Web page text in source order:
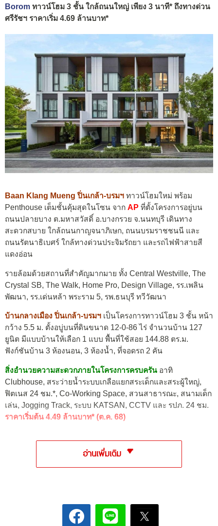
Borom ทาวน์โฮม 3 ชั้น ใกล้ถนนใหญ่ เพียง 3 นาที* ถึงทางด่วน
ศรีรัชฯ ราคาเริ่ม 4.69 ล้านบาท*
Baan Klang Mueng ปิ่นเกล้า-บรมฯ ทาวน์โฮมใหม่ พร้อม
Penthouse เต็มชั้นคุ้มสุดในโซน จาก AP ที่ตั้งโครงการอยู่บน
ถนนปลายบาง ต.มหาสวัสดิ์ อ.บางกรวย จ.นนทบุรี เดินทาง
สะดวกสบาย ใกล้ถนนกาญจนาภิเษก, ถนนบรมราชชนนี และ
ถนนรัตนาธิเบศร์ ใกล้ทางด่วนประจิมรัถยา และรถไฟฟ้าสายสี
แดงอ่อน
รายล้อมด้วยสถานที่สำคัญมากมาย ทั้ง Central Westville, The
Crystal SB, The Walk, Home Pro, Design Village, รร.เพลิน
พัฒนา, รร.เด่นหล้า พระราม 5, รพ.ธนบุรี ทวีวัฒนา
บ้านกลางเมือง ปิ่นเกล้า-บรมฯ เป็นโครงการทาวน์โฮม 3 ชั้น หน้า
กว้าง 5.5 ม. ตั้งอบู่บนที่ดินขนาด 12-0-86 ไร่ จำนวนบ้าน 127
ยูนิต มีแบบบ้านให้เลือก 1 แบบ พื้นที่ใช้สอย 144.88 ตร.ม.
ฟังก์ชันบ้าน 3 ห้องนอน, 3 ห้องน้ำ, ที่จอดรถ 2 คัน
สิ่งอำนวยความสะดวกภายในโครงการครบครัน อาทิ
Clubhouse, สระว่ายน้ำระบบเกลือแยกสระเด็กและสระผู้ใหญ่,
ฟิตเนส 24 ชม.*, Co-Working Space, สวนสาธารณะ, สนามเด็ก
เล่น, Jogging Track, ระบบ KATSAN, CCTV และ รปภ. 24 ชม.
ราคาเริ่มต้น 4.49 ล้านบาท* (ต.ค. 68)
อ่านเพิ่มเติม